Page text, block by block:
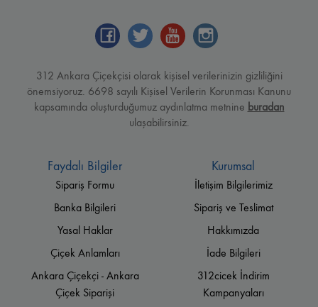
312 Ankara Çiçekçisi olarak kişisel verilerinizin gizliliğini
önemsiyoruz. 6698 sayılı Kişisel Verilerin Korunması Kanunu
kapsamında oluşturduğumuz aydınlatma metnine buradan
ulaşabilirsiniz.
Faydalı Bilgiler
Sipariş Formu
Banka Bilgileri
Yasal Haklar
Çiçek Anlamları
Ankara Çiçekçi - Ankara
Çiçek Siparişi
Kurumsal
İletişim Bilgilerimiz
Sipariş ve Teslimat
Hakkımızda
İade Bilgileri
312cicek İndirim
Kampanyaları